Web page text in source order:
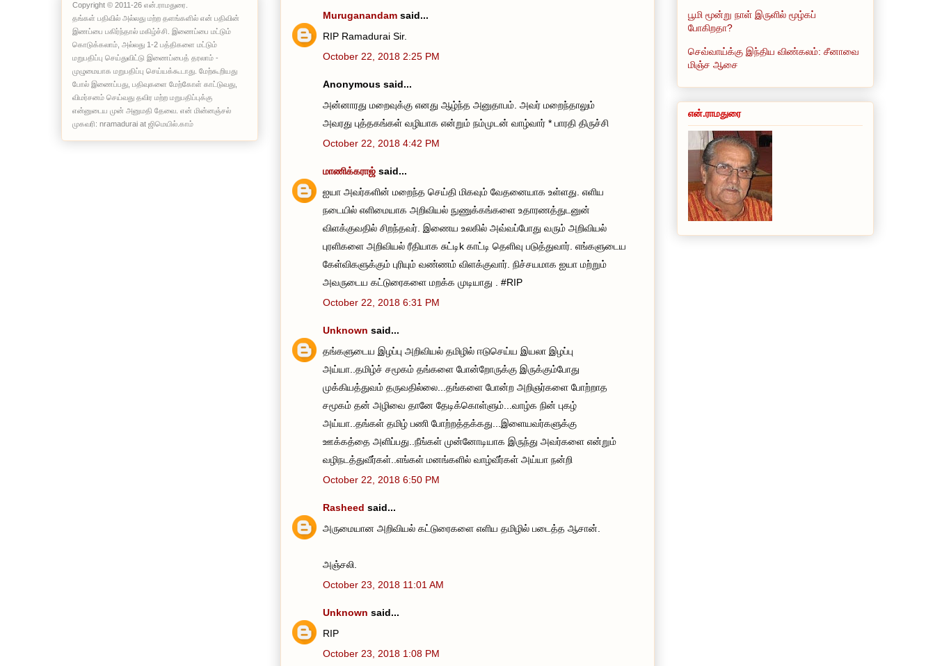
Muruganandam said...
RIP Ramadurai Sir.
October 22, 2018 2:25 PM
Anonymous said...
அன்னாரது மறைவுக்கு எனது ஆழ்ந்த அனுதாபம். அவர் மறைந்தாலும்
அவரது புத்தகங்கள் வழியாக என்றும் நம்முடன் வாழ்வார் * பாரதி திருச்சி
October 22, 2018 4:42 PM
மாணிக்கராஜ் said...
ஐயா அவர்களின் மறைந்த செய்தி மிகவும் வேதனையாக உள்ளது. எளிய
நடையில் எளிமையாக அறிவியல் நுணுக்கங்களை உதாரணத்துடனுன்
விளக்குவதில் சிறந்தவர். இணைய உலகில் அவ்வப்போது வரும் அறிவியல்
புரளிகளை அறிவியல் ரீதியாக சுட்டிk காட்டி தெளிவு படுத்துவார். எங்களுடைய
கேள்விகளுக்கும் புரியும் வண்ணம் விளக்குவார். நிச்சயமாக ஐயா மற்றும்
அவருடைய கட்டுரைகளை மறக்க முடியாது . #RIP
October 22, 2018 6:31 PM
Unknown said...
தங்களுடைய இழப்பு அறிவியல் தமிழில் ஈடுசெய்ய இயலா இழப்பு
அய்யா..தமிழ்ச் சமூகம் தங்களை போன்றோருக்கு இருக்கும்போது
முக்கியத்துவம் தருவதில்லை...தங்களை போன்ற அறிஞர்களை போற்றாத
சமூகம் தன் அழிவை தானே தேடிக்கொள்ளும்...வாழ்க நின் புகழ்
அய்யா..தங்கள் தமிழ் பணி போற்றத்தக்கது...இளையவர்களுக்கு
ஊக்கத்தை அளிப்பது..நீங்கள் முன்னோடியாக இருந்து அவர்களை என்றும்
வழிநடத்துவீர்கள்..எங்கள் மனங்களில் வாழ்வீர்கள் அய்யா நன்றி
October 22, 2018 6:50 PM
Rasheed said...
அருமையான அறிவியல் கட்டுரைகளை எளிய தமிழில் படைத்த ஆசான்.
அஞ்சலி.
October 23, 2018 11:01 AM
Unknown said...
RIP
October 23, 2018 1:08 PM
Copyright © 2011-26 என்.ராமதுரை.
தங்கள் பதிவில் அல்லது மற்ற தளங்களில் என் பதிவின்
இணப்பை பகிர்ந்தால் மகிழ்ச்சி. இணைப்பை மட்டும்
கொடுக்கலாம், அல்லது 1-2 பத்திகளை மட்டும்
மறுபதிப்பு செய்துவிட்டு இணைப்பைத் தரலாம் -
முழுமையாக மறுபதிப்பு செய்யக்கூடாது. மேற்கூறியது
போல் இணைப்பது, பதிவுகளை மேற்கோள் காட்டுவது,
விமர்சனம் செய்வது தவிர மற்ற மறுபதிப்புக்கு
என்னுடைய முன் அனுமதி தேவை. என் மின்னஞ்சல்
முகவரி: nramadurai at ஜிமெயில்.காம்
பூமி மூன்று நாள் இருளில் மூழ்கப்
போகிறதா?
செவ்வாய்க்கு இந்திய விண்கலம்: சீனாவை
மிஞ்ச ஆசை
என்.ராமதுரை